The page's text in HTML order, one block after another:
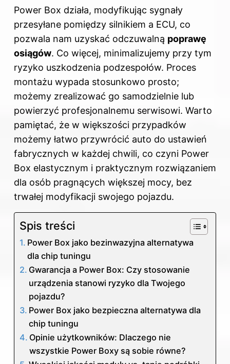
Power Box działa, modyfikując sygnały
przesyłane pomiędzy silnikiem a ECU, co
pozwala nam uzyskać odczuwalną poprawę
osiągów. Co więcej, minimalizujemy przy tym
ryzyko uszkodzenia podzespołów. Proces
montażu wypada stosunkowo prosto;
możemy zrealizować go samodzielnie lub
powierzyć profesjonalnemu serwisowi. Warto
pamiętać, że w większości przypadków
możemy łatwo przywrócić auto do ustawień
fabrycznych w każdej chwili, co czyni Power
Box elastycznym i praktycznym rozwiązaniem
dla osób pragnących większej mocy, bez
trwałej modyfikacji swojego pojazdu.
Spis treści
Power Box jako bezinwazyjna alternatywa
dla chip tuningu
Gwarancja a Power Box: Czy stosowanie
urządzenia stanowi ryzyko dla Twojego
pojazdu?
Power Box jako bezpieczna alternatywa dla
chip tuningu
Opinie użytkowników: Dlaczego nie
wszystkie Power Boxy są sobie równe?